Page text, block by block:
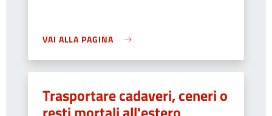
VAI ALLA PAGINA
Trasportare cadaveri, ceneri o